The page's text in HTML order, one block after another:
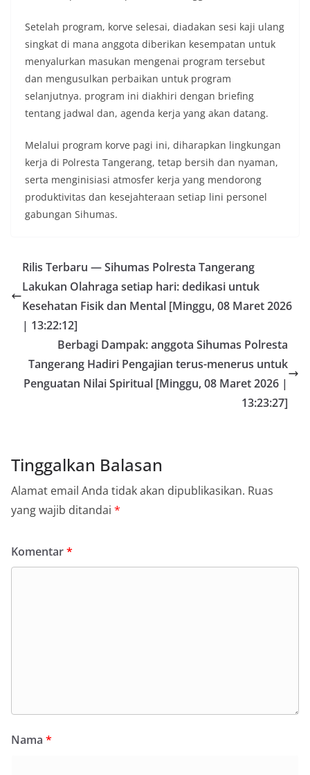
Setelah program, korve selesai, diadakan sesi kaji ulang
singkat di mana anggota diberikan kesempatan untuk
menyalurkan masukan mengenai program tersebut
dan mengusulkan perbaikan untuk program
selanjutnya. program ini diakhiri dengan briefing
tentang jadwal dan, agenda kerja yang akan datang.
Melalui program korve pagi ini, diharapkan lingkungan
kerja di Polresta Tangerang, tetap bersih dan nyaman,
serta menginisiasi atmosfer kerja yang mendorong
produktivitas dan kesejahteraan setiap lini personel
gabungan Sihumas.
Rilis Terbaru — Sihumas Polresta Tangerang
Lakukan Olahraga setiap hari: dedikasi untuk
Kesehatan Fisik dan Mental [Minggu, 08 Maret 2026
| 13:22:12]
Berbagi Dampak: anggota Sihumas Polresta
Tangerang Hadiri Pengajian terus-menerus untuk
Penguatan Nilai Spiritual [Minggu, 08 Maret 2026 |
13:23:27]
Tinggalkan Balasan
Alamat email Anda tidak akan dipublikasikan. Ruas
yang wajib ditandai *
Komentar*
Nama *